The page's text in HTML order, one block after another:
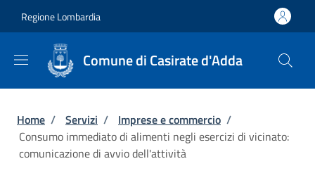
Regione Lombardia
Comune di Casirate d'Adda
Briciole di pane
Home / Servizi / Imprese e commercio /
Consumo immediato di alimenti negli esercizi di vicinato:
comunicazione di avvio dell'attività